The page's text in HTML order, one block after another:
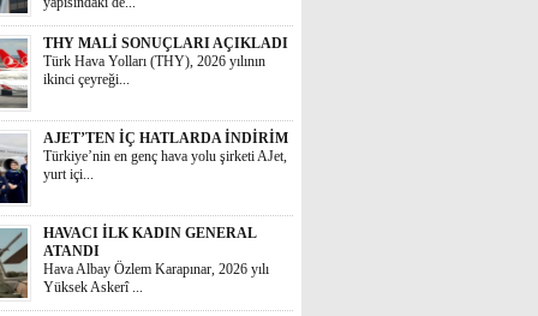
THY MALİ SONUÇLARI AÇIKLADI
Türk Hava Yolları (THY), 2026 yılının
ikinci çeyreği...
AJET’TEN İÇ HATLARDA İNDİRİM
Türkiye’nin en genç hava yolu şirketi AJet,
yurt içi...
HAVACI İLK KADIN GENERAL
ATANDI
Hava Albay Özlem Karapınar, 2026 yılı
Yüksek Askerî ...